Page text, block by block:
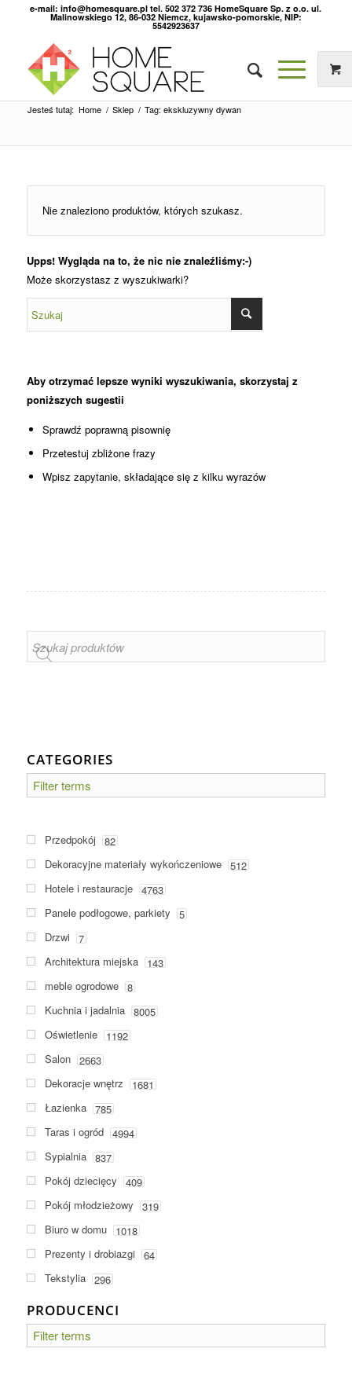
e-mail: info@homesquare.pl tel. 502 372 736 HomeSquare Sp. z o.o. ul.
Malinowskiego 12, 86-032 Niemcz, kujawsko-pomorskie, NIP:
5542923637
Jesteś tutaj: Home / Sklep / Tag: ekskluzywny dywan
Nie znaleziono produktów, których szukasz.
Upps! Wygląda na to, że nic nie znaleźliśmy:-)
Może skorzystasz z wyszukiwarki?
Aby otrzymać lepsze wyniki wyszukiwania, skorzystaj z
poniższych sugestii
Sprawdź poprawną pisownię
Przetestuj zbliżone frazy
Wpisz zapytanie, składające się z kilku wyrazów
CATEGORIES
Przedpokój
82
Dekoracyjne materiały wykończeniowe 512
Hotele i restauracje 4763
Panele podłogowe, parkiety
5
Drzwi
7
Architektura miejska
143
meble ogrodowe 8
Kuchnia i jadalnia 8005
Oświetlenie
1192
Salon 2663
Dekoracje wnętrz
1681
Łazienka 785
Taras i ogród 4994
Sypialnia 837
Pokój dziecięcy
409
Pokój młodzieżowy
319
Biuro w domu
1018
Prezenty i drobiazgi
64
Tekstylia 296
PRODUCENCI